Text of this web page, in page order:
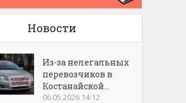
Новости
Из-за нелегальных
перевозчиков в
Костанайской...
06.05.2026 14:12